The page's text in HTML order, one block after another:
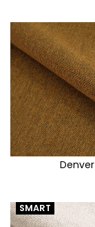
Denver
SMART